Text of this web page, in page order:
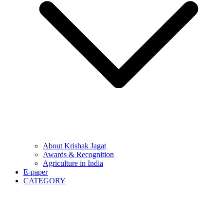
About Krishak Jagat
Awards & Recognition
Agriculture in India
E-paper
CATEGORY